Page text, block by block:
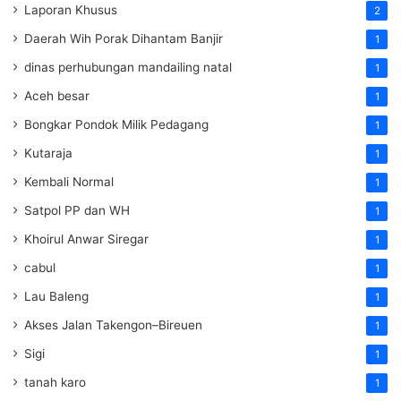
Laporan Khusus 2
Daerah Wih Porak Dihantam Banjir 1
dinas perhubungan mandailing natal 1
Aceh besar 1
Bongkar Pondok Milik Pedagang 1
Kutaraja 1
Kembali Normal 1
Satpol PP dan WH 1
Khoirul Anwar Siregar 1
cabul 1
Lau Baleng 1
Akses Jalan Takengon–Bireuen 1
Sigi 1
tanah karo 1